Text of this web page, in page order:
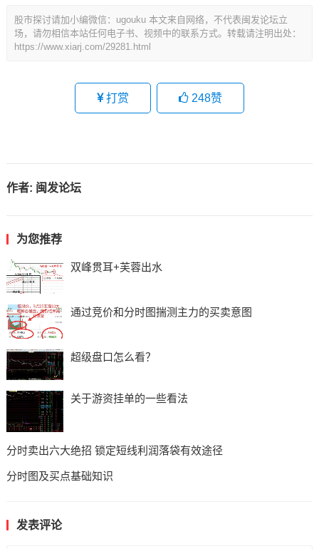
股市探讨请加小编微信：ugouku 本文来自网络，不代表闽发论坛立
场，请勿相信本站任何电子书、视频中的联系方式。转载请注明出处：
https://www.xiarj.com/29281.html
打赏 248赞
作者: 闽发论坛
为您推荐
双峰贯耳+芙蓉出水
通过竞价和分时图揣测主力的买卖意图
超级盘口怎么看？
关于游资挂单的一些看法
分时卖出六大绝招 锁定短线利润落袋有效途径
分时图及买点基础知识
发表评论